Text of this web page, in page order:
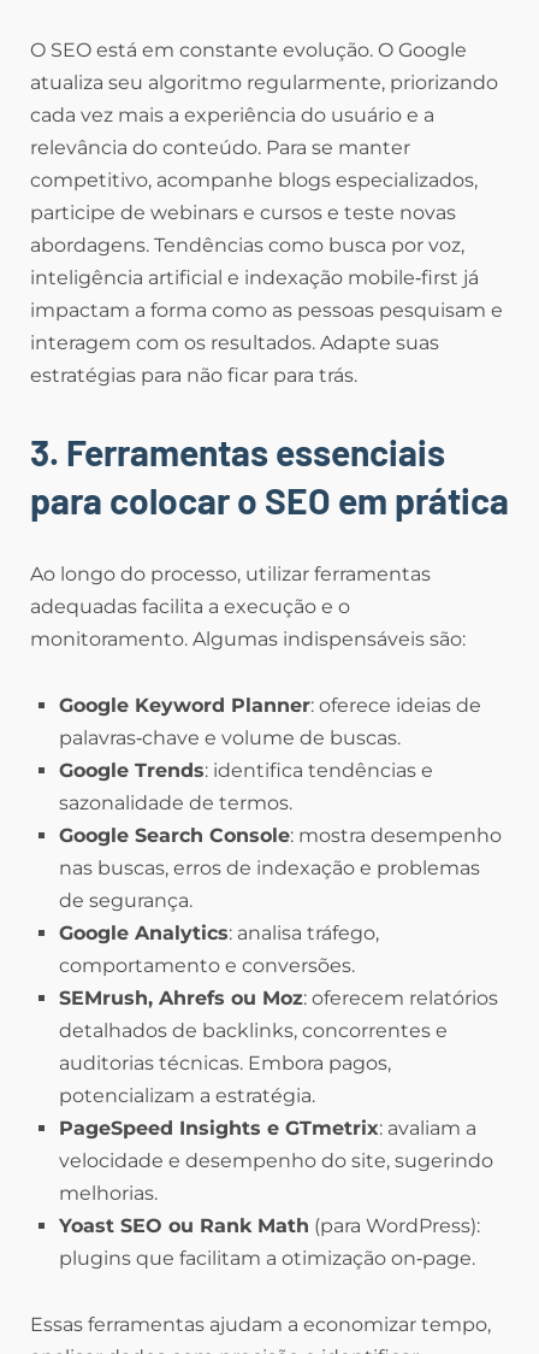
O SEO está em constante evolução. O Google
atualiza seu algoritmo regularmente, priorizando
cada vez mais a experiência do usuário e a
relevância do conteúdo. Para se manter
competitivo, acompanhe blogs especializados,
participe de webinars e cursos e teste novas
abordagens. Tendências como busca por voz,
inteligência artificial e indexação mobile‑first já
impactam a forma como as pessoas pesquisam e
interagem com os resultados. Adapte suas
estratégias para não ficar para trás.
3. Ferramentas essenciais
para colocar o SEO em prática
Ao longo do processo, utilizar ferramentas
adequadas facilita a execução e o
monitoramento. Algumas indispensáveis são:
Google Keyword Planner: oferece ideias de
palavras‑chave e volume de buscas.
Google Trends: identifica tendências e
sazonalidade de termos.
Google Search Console: mostra desempenho
nas buscas, erros de indexação e problemas
de segurança.
Google Analytics: analisa tráfego,
comportamento e conversões.
SEMrush, Ahrefs ou Moz: oferecem relatórios
detalhados de backlinks, concorrentes e
auditorias técnicas. Embora pagos,
potencializam a estratégia.
PageSpeed Insights e GTmetrix: avaliam a
velocidade e desempenho do site, sugerindo
melhorias.
Yoast SEO ou Rank Math (para WordPress):
plugins que facilitam a otimização on‑page.
Essas ferramentas ajudam a economizar tempo,